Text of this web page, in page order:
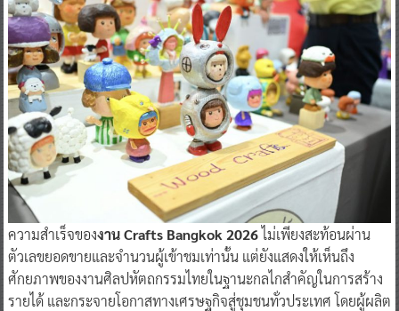
ความสำเร็จของงาน Crafts Bangkok 2026ไม่เพียงสะท้อนผ่าน
ตัวเลขยอดขายและจำนวนผู้เข้าชมเท่านั้น แต่ยังแสดงให้เห็นถึง
ศักยภาพของงานศิลปหัตถกรรมไทยในฐานะกลไกสำคัญในการสร้าง
รายได้ และกระจายโอกาสทางเศรษฐกิจสู่ชุมชนทั่วประเทศ โดยผู้ผลิต